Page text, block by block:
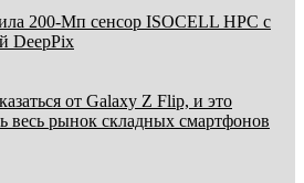
200-Мп сенсор ISOCELL HPC с
DeepPix
от Galaxy Z Flip, и это
весь рынок складных смартфонов